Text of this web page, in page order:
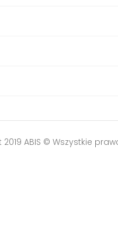
ABIS © Wszystkie